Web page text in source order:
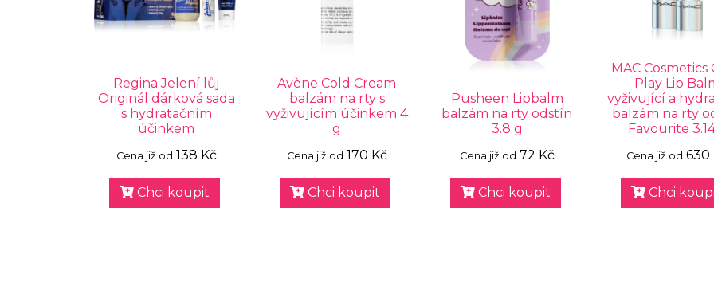
Regina Jelení lůj
Originál dárková sada
s hydratačním
účinkem
Cena již od 138 Kč
Chci koupit
Avène Cold Cream
balzám na rty s
vyživujícím účinkem 4
g
Cena již od 170 Kč
Chci koupit
Pusheen Lipbalm
balzám na rty odstín
3.8 g
Cena již od 72 Kč
Chci koupit
MAC Cosmetics
Play Lip
vyživující a
balzám na rty
Favourite
Cena již od 630
Chci